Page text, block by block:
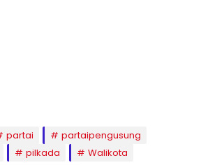
partai
partaipengusung
pilkada
Walikota